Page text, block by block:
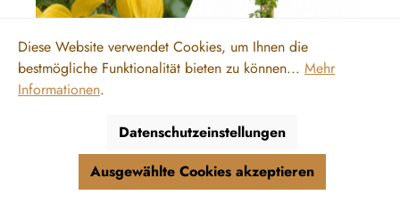
Gold-Waldrebe - Clematis tangutica
Diese Website verwendet Cookies, um Ihnen die
bestmögliche Funktionalität bieten zu können... Mehr
Informationen.
Datenschutzeinstellungen
Ausgewählte Cookies akzeptieren